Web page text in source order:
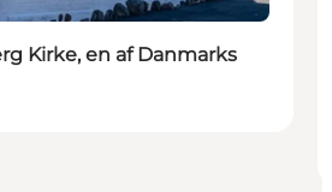
Kirke, en af Danmarks